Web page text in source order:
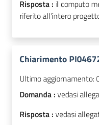
Risposta : il computo
riferito all'intero
Chiarimento
Ultimo aggiornamento:
Domanda : vedasi
Risposta : vedasi